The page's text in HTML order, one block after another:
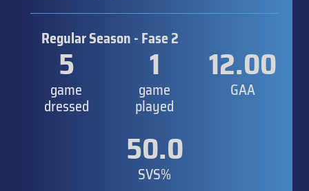
Regular Season - Fase 2
5
game
dressed
1
game
played
12.00
GAA
50.0
SVS%